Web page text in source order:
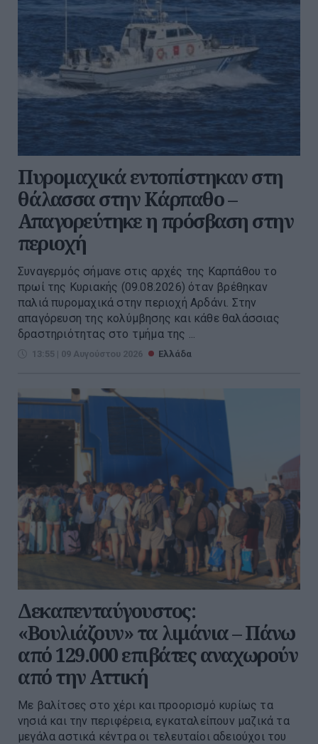
Πυρομαχικά εντοπίστηκαν στη
θάλασσα στην Κάρπαθο –
Απαγορεύτηκε η πρόσβαση στην
περιοχή
Συναγερμός σήμανε στις αρχές της Καρπάθου το
πρωί της Κυριακής (09.08.2026) όταν βρέθηκαν
παλιά πυρομαχικά στην περιοχή Αρδάνι. Στην
απαγόρευση της κολύμβησης και κάθε θαλάσσιας
δραστηριότητας στο τμήμα της ...
13:55 | 09 Αυγούστου 2026 Ελλάδα
Δεκαπενταύγουστος:
«Βουλιάζουν» τα λιμάνια – Πάνω
από 129.000 επιβάτες αναχωρούν
από την Αττική
Με βαλίτσες στο χέρι και προορισμό κυρίως τα
νησιά και την περιφέρεια, εγκαταλείπουν μαζικά τα
μεγάλα αστικά κέντρα οι τελευταίοι αδειούχοι του